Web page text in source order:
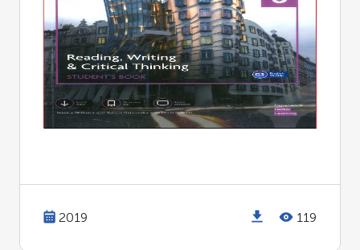
2019 119